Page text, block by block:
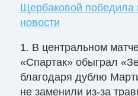
Щербаковой победила
новости
1. В центральном
«Спартак» обыграл
благодаря дублю
не заменили из-за